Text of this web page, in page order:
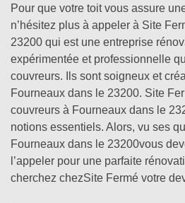
Pour que votre toit vous assure
n’hésitez plus à appeler à Site
23200 qui est une entreprise
expérimentée et professionnelle
couvreurs. Ils sont soigneux et
Fourneaux dans le 23200. Site
couvreurs à Fourneaux dans le
notions essentiels. Alors, vu ses
Fourneaux dans le 23200vous
l’appeler pour une parfaite
cherchez chezSite Fermé votre